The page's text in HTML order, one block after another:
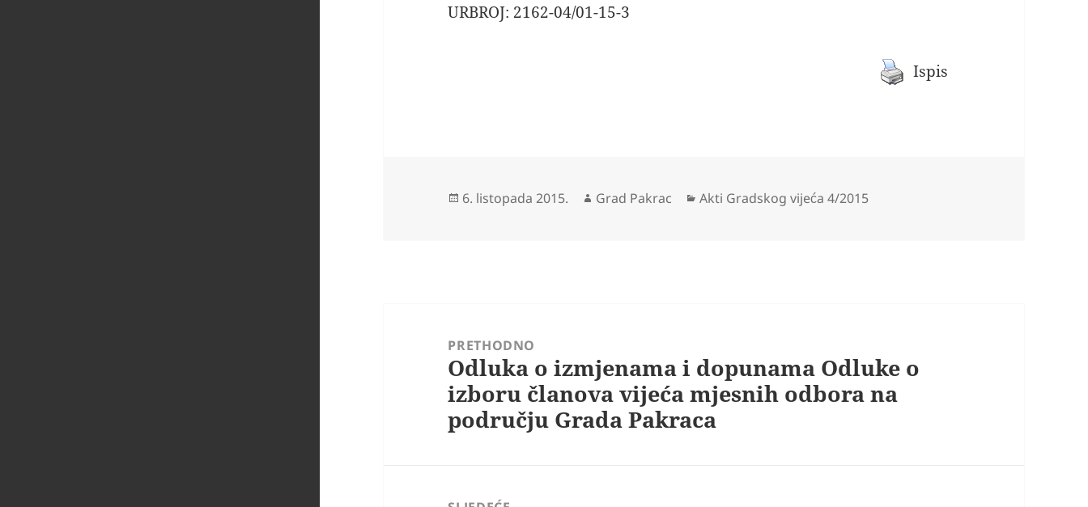
URBROJ: 2162-04/01-15-3
Ispis
Objavljeno
6. listopada 2015. Autor
Grad Pakrac Kategorije
Akti Gradskog vijeća 4/2015
PRETHODNO
Prethodna
objava:
Odluka o izmjenama i dopunama Odluke o
izboru članova vijeća mjesnih odbora na
području Grada Pakraca